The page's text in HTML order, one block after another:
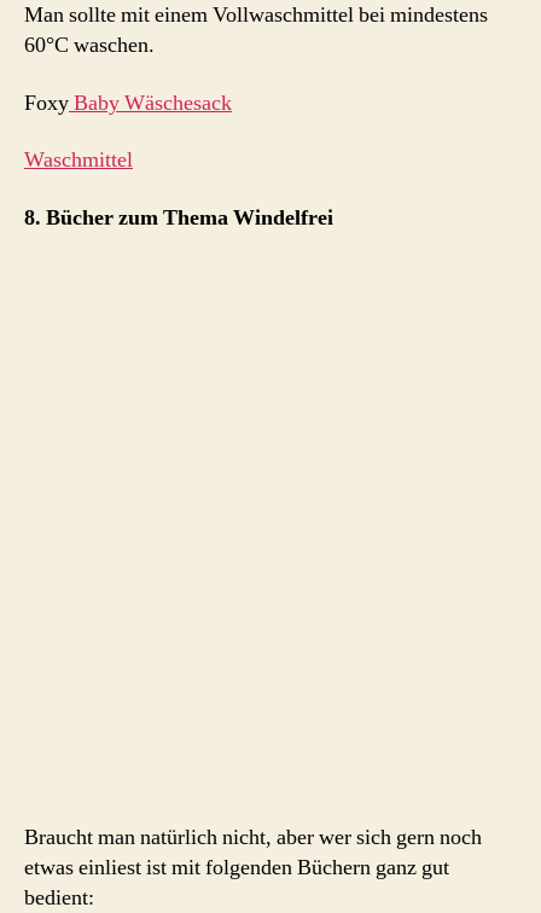
Man sollte mit einem Vollwaschmittel bei mindestens
60°C waschen.
FoxyBaby Wäschesack
Waschmittel
8. Bücher zum Thema Windelfrei
Braucht man natürlich nicht, aber wer sich gern noch
etwas einliest ist mit folgenden Büchern ganz gut
bedient: